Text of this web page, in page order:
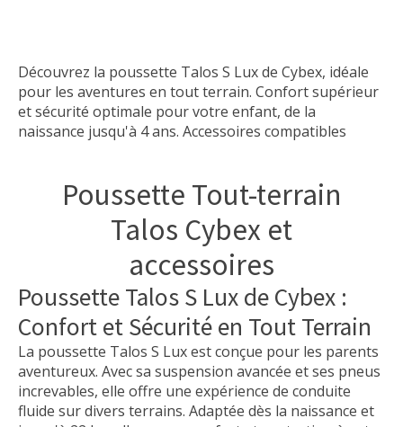
Découvrez la poussette Talos S Lux de Cybex, idéale
pour les aventures en tout terrain. Confort supérieur
et sécurité optimale pour votre enfant, de la
naissance jusqu'à 4 ans. Accessoires compatibles
Poussette Tout-terrain
Talos Cybex et
accessoires
Poussette Talos S Lux de Cybex :
Confort et Sécurité en Tout Terrain
La poussette Talos S Lux est conçue pour les parents
aventureux. Avec sa suspension avancée et ses pneus
increvables, elle offre une expérience de conduite
fluide sur divers terrains. Adaptée dès la naissance et